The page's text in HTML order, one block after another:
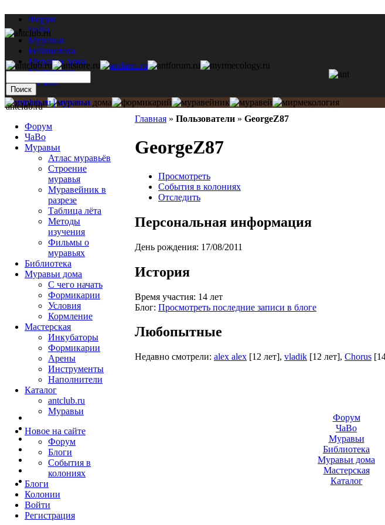
Форум
ЧаВо
Муравьи
Библиотека
Муравьи дома
Мастерская
Каталог
Главная » Пользователи » GeorgeZ87
GeorgeZ87
Просмотреть
События в колониях
Отследить
Персональная информация
День рождения: 17/08/2011
История
Время участия: 14 лет
Блог: Просмотреть последние записи в блоге
Любопытные
Недавно смотрели: alex alex [12 лет], vladik [12 лет], Chorus
antclub.ru
Форум
ЧаВо
Муравьи
Атлас муравьёв
Строение
муравья
Муравейник в
разрезе
Таблица лёта
Методы
изучения
Фильмы о
муравьях
Библиотека
Муравьи дома
С чего начать
Формикарии
Условия
Кормление
Мастерская
Инкубаторы
Формикарии
Арены
Инструменты
Наполнители
Каталог
antclub.ru
Муравьи
Новое на сайте
Форум
Блоги
События в
колониях
Блоги
Колонии
Войти
Peгиcтpaция
Форум
ЧаВо
Муравьи
Библиотека
Муравьи дома
Мастерская
Каталог